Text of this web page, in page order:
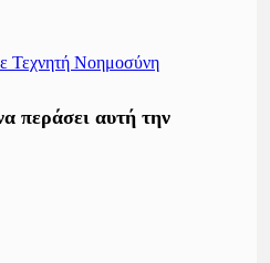
Τεχνητή Νοημοσύνη
περάσει αυτή την